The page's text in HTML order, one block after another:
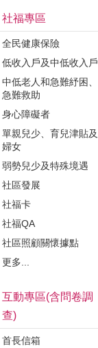
社福專區
全民健康保險
低收入戶及中低收入戶
中低老人和急難紓困、
急難救助
身心障礙者
單親兒少、育兒津貼及
婦女
弱勢兒少及特殊境遇
社區發展
社福卡
社福QA
社區照顧關懷據點
更多...
互動專區(含問卷調
查)
首長信箱